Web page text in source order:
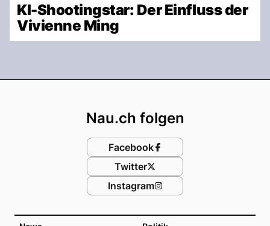
KI-Shootingstar: Der Einfluss der
Vivienne Ming
Nau.ch folgen
Facebook
Twitter
Instagram